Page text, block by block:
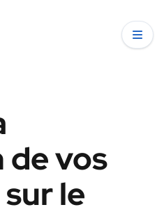
vos
le